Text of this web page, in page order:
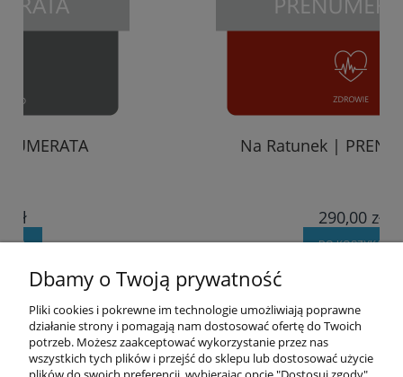
Na Ratunek | PRENUMERATA
DO KOSZYKA
Moje konto
Dbamy o Twoją prywatność
Pliki cookies i pokrewne im technologie umożliwiają poprawne
działanie strony i pomagają nam dostosować ofertę do Twoich
potrzeb. Możesz zaakceptować wykorzystanie przez nas
wszystkich tych plików i przejść do sklepu lub dostosować użycie